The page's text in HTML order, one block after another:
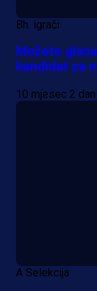
Bh. igrači
Možete
kandidat za
10 mjesec 2 dan
A Selekcija